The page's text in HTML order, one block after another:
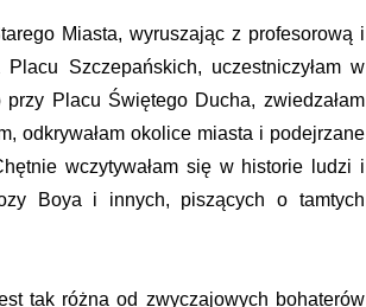
Miasta, wyruszając z profesorową i
Szczepańskich, uczestniczyłam w
Placu Świętego Ducha, zwiedzałam
odkrywałam okolice miasta i podejrzane
wczytywałam się w historie ludzi i
Boya i innych, piszących o tamtych
tak różna od zwyczajowych bohaterów